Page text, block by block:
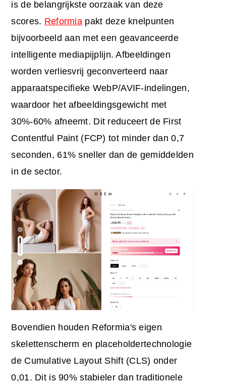
is de belangrijkste oorzaak van deze
scores. Reformia pakt deze knelpunten
bijvoorbeeld aan met een geavanceerde
intelligente mediapijplijn. Afbeeldingen
worden verliesvrij geconverteerd naar
apparaatspecifieke WebP/AVIF-indelingen,
waardoor het afbeeldingsgewicht met
30%-60% afneemt. Dit reduceert de First
Contentful Paint (FCP) tot minder dan 0,7
seconden, 61% sneller dan de gemiddelden
in de sector.
Bovendien houden Reformia's eigen
skelettenscherm en placeholdertechnologie
de Cumulative Layout Shift (CLS) onder
0,01. Dit is 90% stabieler dan traditionele